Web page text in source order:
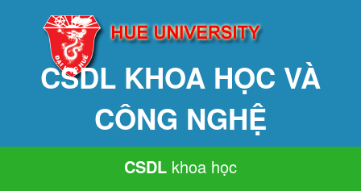
CSDL KHOA HỌC VÀ
CÔNG NGHỆ
CSDL khoa học